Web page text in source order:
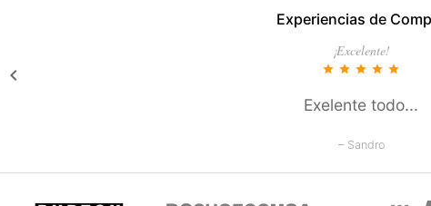
Experiencias de
¡Excelente!
star star star star star
Exelente todo...
– Sandro
keyboard_arrow_left